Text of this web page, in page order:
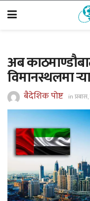
अब
विमानस्थलमा
बैदेशिक पोष्ट inप्रबास,